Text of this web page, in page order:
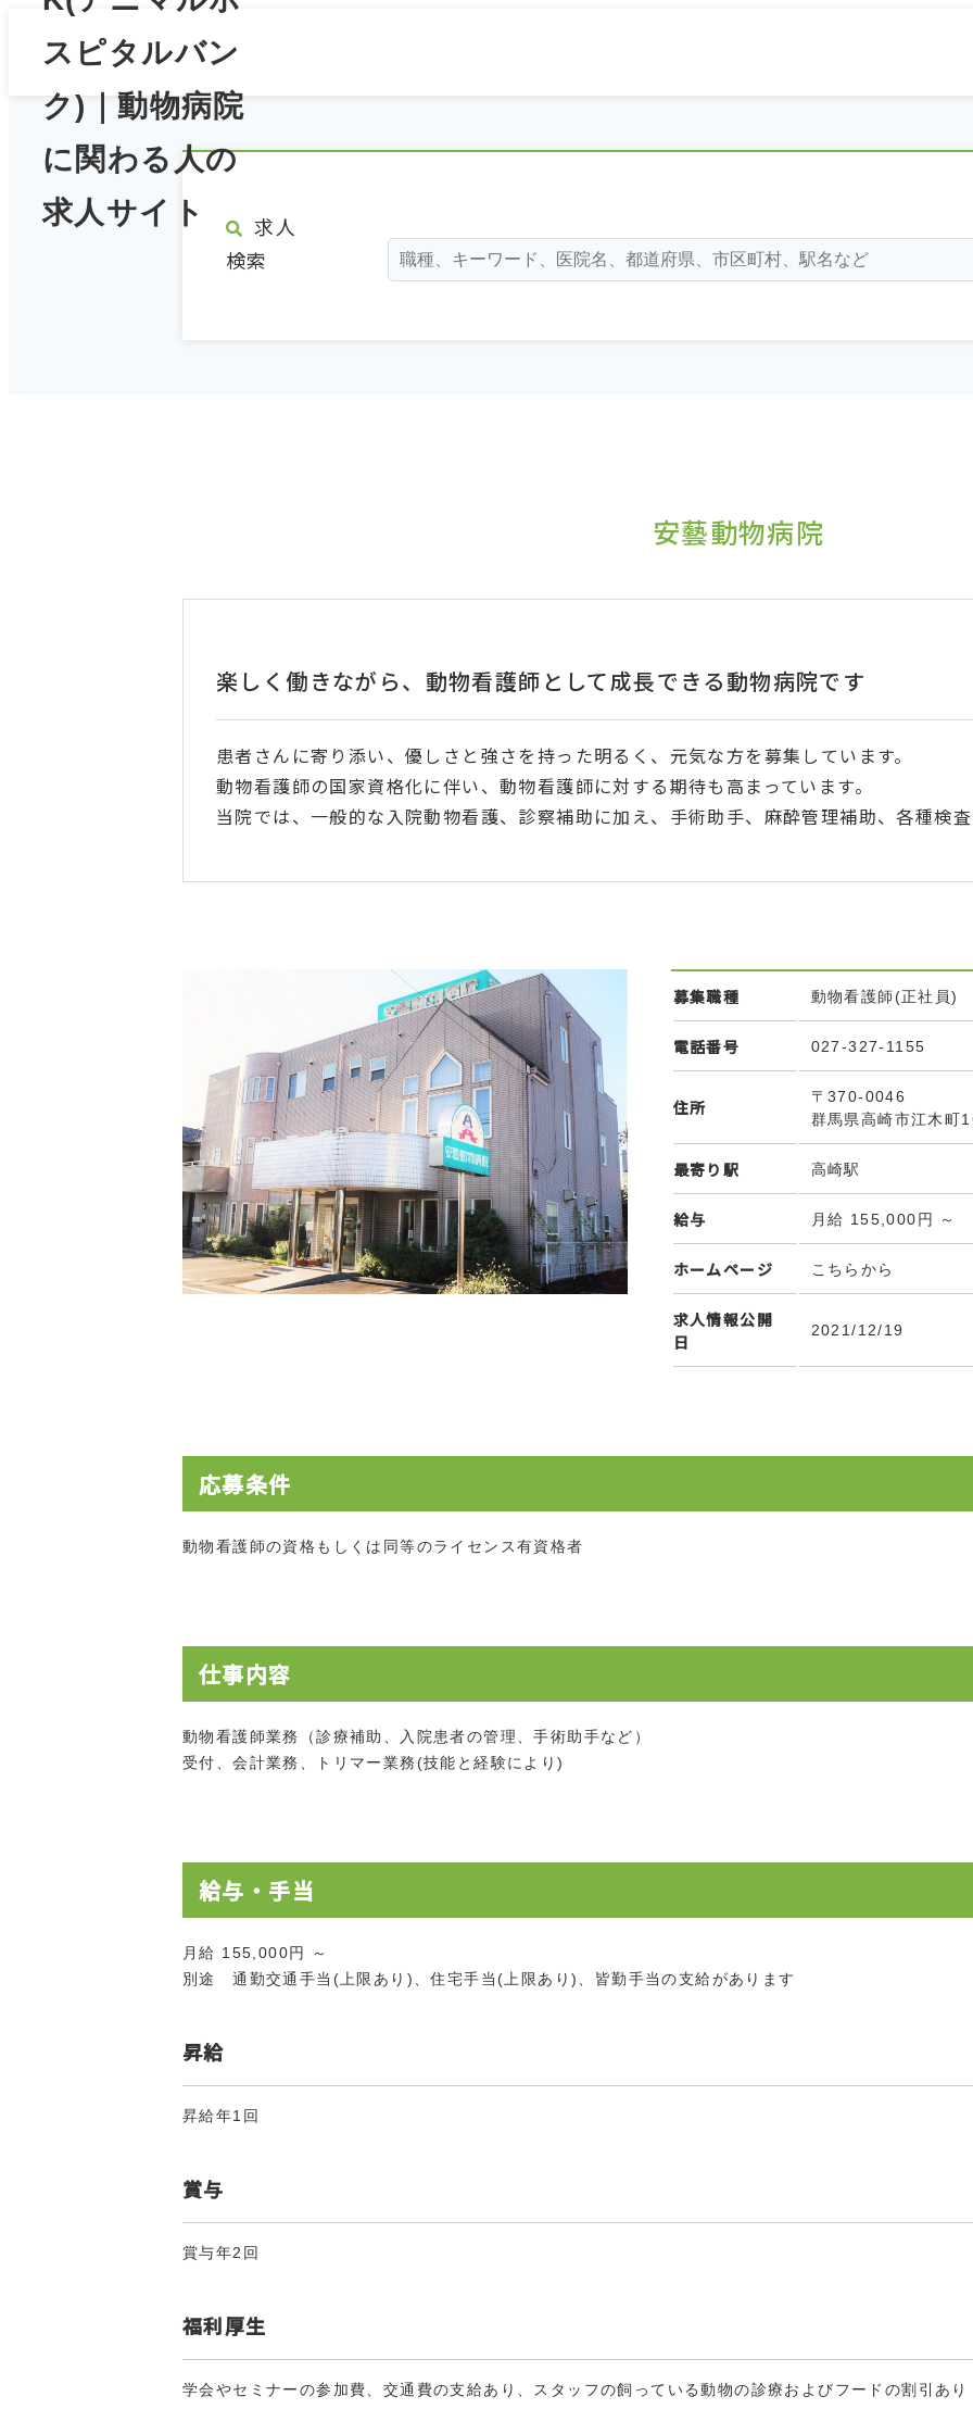
求人
検索
安藝動物病院
楽しく働きながら、動物看護師として成長できる動物病院です
患者さんに寄り添い、優しさと強さを持った明るく、元気な方を募集しています。
動物看護師の国家資格化に伴い、動物看護師に対する期待も高まっています。
当院では、一般的な入院動物看護、診察補助に加え、手術助手、麻酔管理補助、各種検
募集職種 動物看護師(正社員)
電話番号 027-327-1155
住所
〒370-0046
群馬県高崎市江木町
最寄り駅 高崎駅
給与 月給 155,000円 ～
ホームページ こちらから
求人情報公開
日
2021/12/19
応募条件
動物看護師の資格もしくは同等のライセンス有資格者
仕事内容
動物看護師業務（診療補助、入院患者の管理、手術助手など）
受付、会計業務、トリマー業務(技能と経験により)
給与・手当
月給 155,000円 ～
別途 通勤交通手当(上限あり)、住宅手当(上限あり)、皆勤手当の支給があります
昇給
昇給年1回
賞与
賞与年2回
福利厚生
学会やセミナーの参加費、交通費の支給あり、スタッフの飼っている動物の診療およびフードの割引あり